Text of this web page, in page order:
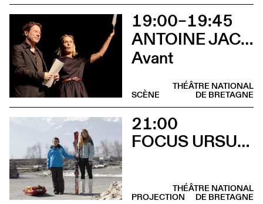
19:00–19:45
ANTOINE JACCOUD AVEC MATHIEU AMALRIC ET MARTHE KELLER
Avant
THÉÂTRE NATIONAL
DE BRETAGNE
SCÈNE
21:00
FOCUS URSULA MEIER
THÉÂTRE NATIONAL
DE BRETAGNE
PROJECTION